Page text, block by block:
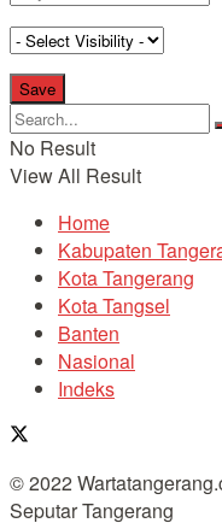
No Result
View All Result
Home
Kabupaten
Kota Tangerang
Kota Tangsel
Banten
Nasional
Indeks
© 2022
Seputar Tangerang